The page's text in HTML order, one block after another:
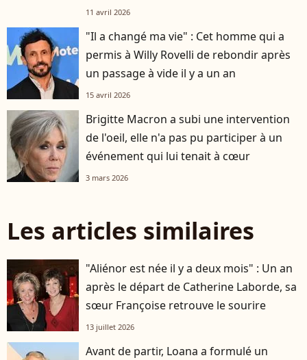
11 avril 2026
"Il a changé ma vie" : Cet homme qui a
permis à Willy Rovelli de rebondir après
un passage à vide il y a un an
15 avril 2026
Brigitte Macron a subi une intervention
de l'oeil, elle n'a pas pu participer à un
événement qui lui tenait à cœur
3 mars 2026
Les articles similaires
"Aliénor est née il y a deux mois" : Un an
après le départ de Catherine Laborde, sa
sœur Françoise retrouve le sourire
13 juillet 2026
Avant de partir, Loana a formulé un